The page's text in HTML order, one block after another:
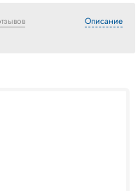
Описание